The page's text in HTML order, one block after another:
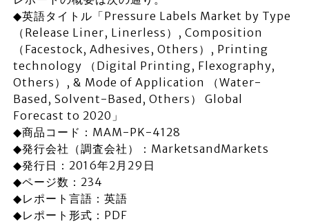
◆英語タイトル「Pressure Labels Market by Type
（Release Liner, Linerless）, Composition
（Facestock, Adhesives, Others）, Printing
technology （Digital Printing, Flexography,
Others）, & Mode of Application （Water-
Based, Solvent-Based, Others） Global
Forecast to 2020」
◆商品コード：MAM-PK-4128
◆発行会社（調査会社）：MarketsandMarkets
◆発行日：2016年2月29日
◆ページ数：234
◆レポート言語：英語
◆レポート形式：PDF